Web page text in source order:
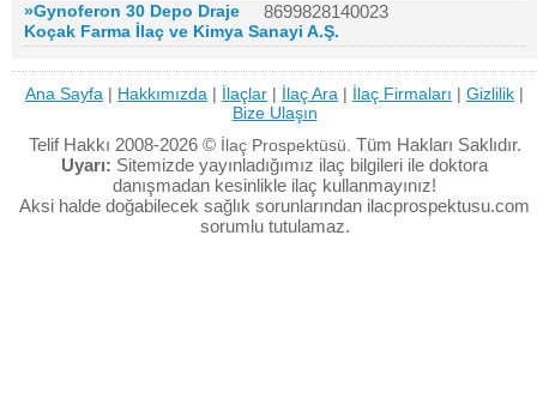
»Gynoferon 30 Depo Draje 8699828140023
Koçak Farma İlaç ve Kimya Sanayi A.Ş.
Ana Sayfa | Hakkımızda | İlaçlar | İlaç Ara | İlaç Firmaları | Gizlilik |
Bize Ulaşın
Telif Hakkı 2008-2026 © İlaç Prospektüsü. Tüm Hakları Saklıdır.
Uyarı: Sitemizde yayınladığımız ilaç bilgileri ile doktora
danışmadan kesinlikle ilaç kullanmayınız!
Aksi halde doğabilecek sağlık sorunlarından ilacprospektusu.com
sorumlu tutulamaz.